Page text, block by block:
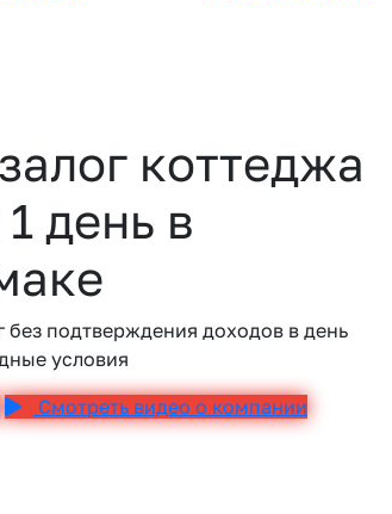
коттеджа
день в
без подтверждения доходов в день
условия
Смотреть видео о компании